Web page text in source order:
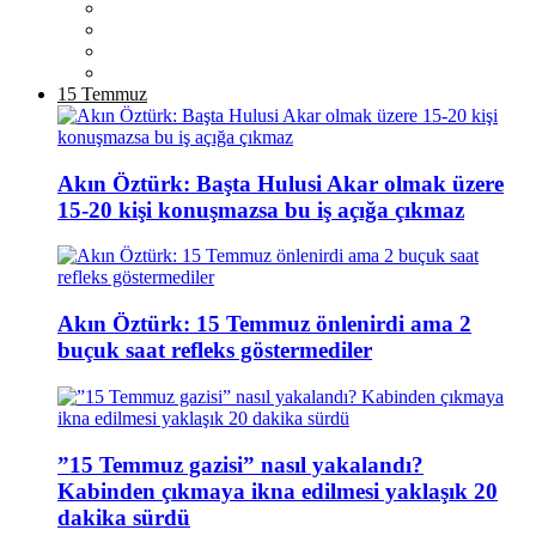
15 Temmuz
Akın Öztürk: Başta Hulusi Akar olmak üzere
15-20 kişi konuşmazsa bu iş açığa çıkmaz
Akın Öztürk: 15 Temmuz önlenirdi ama 2
buçuk saat refleks göstermediler
”15 Temmuz gazisi” nasıl yakalandı?
Kabinden çıkmaya ikna edilmesi yaklaşık 20
dakika sürdü